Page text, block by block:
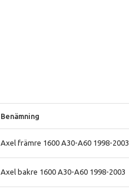
Benämning
Axel främre 1600 A30-A60 1998-2003
Axel bakre 1600 A30-A60 1998-2003